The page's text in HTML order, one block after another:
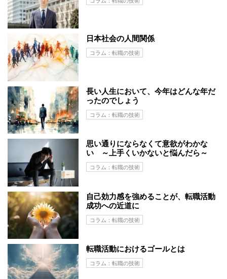
日本社会の人間関係
コラム：転職の技術
長い人生において、今年はどんな年だ
ったのでしょう
コラム：転職の技術
思い通りにならなくて意欲がわかな
い ～上手くいかないと悩んだら～
コラム：転職の技術
自己効力感を強めることが、転職活動
成功への近道に
コラム：転職の技術
転職活動におけるゴールとは
コラム：転職の技術